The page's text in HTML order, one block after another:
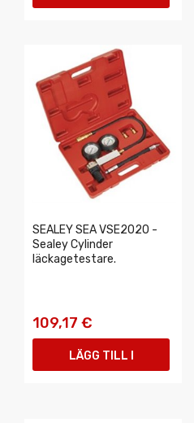
SEALEY SEA VSE2020 -
Sealey Cylinder
läckagetestare.
109,17 €
LÄGG TILL I